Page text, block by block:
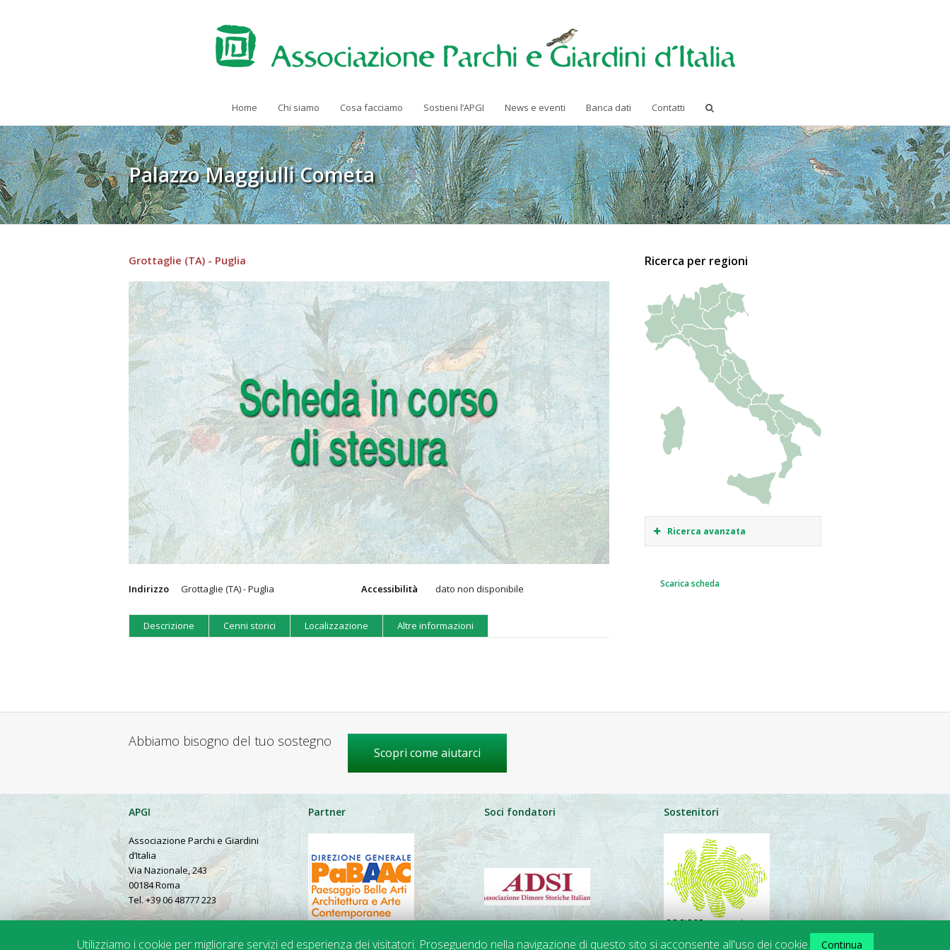
Home Chi siamo Cosa facciamo Sostieni l’APGI News e eventi Banca dati Contatti
Palazzo Maggiulli Cometa
Grottaglie (TA) - Puglia
Indirizzo Grottaglie (TA) - Puglia Accessibilità dato non disponibile
Descrizione Cenni storici Localizzazione Altre informazioni
Ricerca per regioni
Ricerca avanzata
Scarica scheda
Abbiamo bisogno del tuo sostegno
Scopri come aiutarci
APGI
Associazione Parchi e Giardini
d’Italia
Via Nazionale, 243
00184 Roma
Tel. +39 06 48777 223
Partner Soci fondatori Sostenitori
Utilizziamo i cookie per migliorare servizi ed esperienza dei visitatori. Proseguendo nella navigazione di questo sito si acconsente all'uso dei cookie. Continua